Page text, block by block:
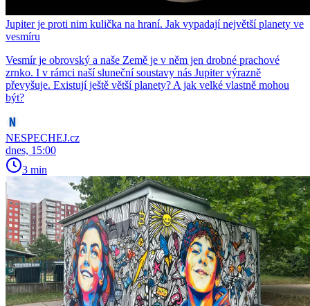
Jupiter je proti nim kulička na hraní. Jak vypadají největší planety ve
vesmíru
Vesmír je obrovský a naše Země je v něm jen drobné prachové
zrnko. I v rámci naší sluneční soustavy nás Jupiter výrazně
převyšuje. Existují ještě větší planety? A jak velké vlastně mohou
být?
NESPECHEJ.cz
dnes, 15:00
3 min